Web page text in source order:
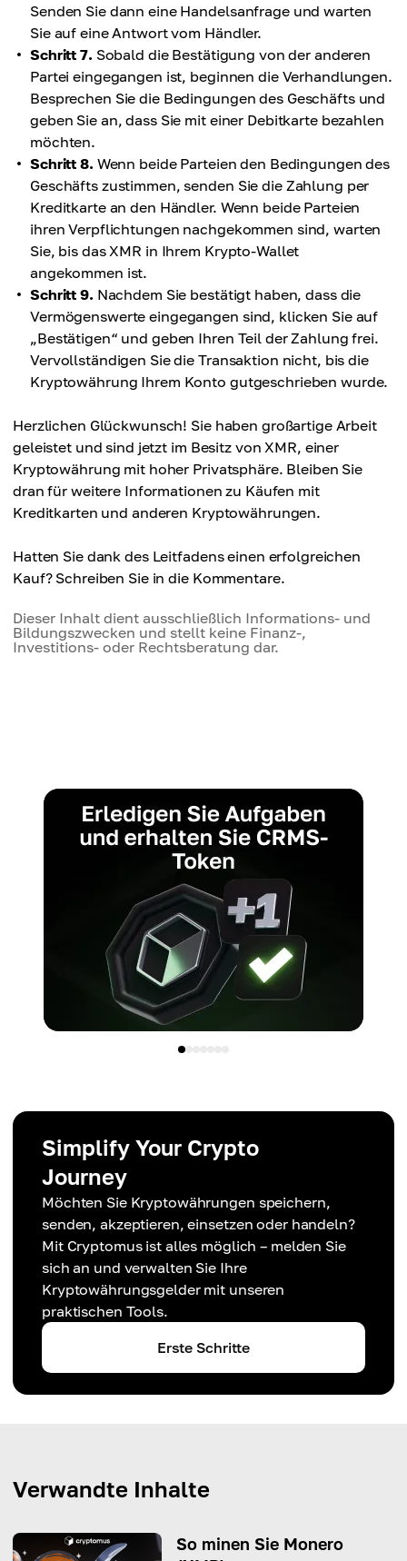
Senden Sie dann eine Handelsanfrage und warten
Sie auf eine Antwort vom Händler.
Schritt 7. Sobald die Bestätigung von der anderen
Partei eingegangen ist, beginnen die Verhandlungen.
Besprechen Sie die Bedingungen des Geschäfts und
geben Sie an, dass Sie mit einer Debitkarte bezahlen
möchten.
Schritt 8. Wenn beide Parteien den Bedingungen des
Geschäfts zustimmen, senden Sie die Zahlung per
Kreditkarte an den Händler. Wenn beide Parteien
ihren Verpflichtungen nachgekommen sind, warten
Sie, bis das XMR in Ihrem Krypto-Wallet
angekommen ist.
Schritt 9. Nachdem Sie bestätigt haben, dass die
Vermögenswerte eingegangen sind, klicken Sie auf
„Bestätigen“ und geben Ihren Teil der Zahlung frei.
Vervollständigen Sie die Transaktion nicht, bis die
Kryptowährung Ihrem Konto gutgeschrieben wurde.
Herzlichen Glückwunsch! Sie haben großartige Arbeit
geleistet und sind jetzt im Besitz von XMR, einer
Kryptowährung mit hoher Privatsphäre. Bleiben Sie
dran für weitere Informationen zu Käufen mit
Kreditkarten und anderen Kryptowährungen.
Hatten Sie dank des Leitfadens einen erfolgreichen
Kauf? Schreiben Sie in die Kommentare.
Dieser Inhalt dient ausschließlich Informations- und
Bildungszwecken und stellt keine Finanz-,
Investitions- oder Rechtsberatung dar.
Simplify Your Crypto
Journey
Möchten Sie Kryptowährungen speichern,
senden, akzeptieren, einsetzen oder handeln?
Mit Cryptomus ist alles möglich – melden Sie
sich an und verwalten Sie Ihre
Kryptowährungsgelder mit unseren
praktischen Tools.
Erste Schritte
Verwandte Inhalte
So minen Sie Monero